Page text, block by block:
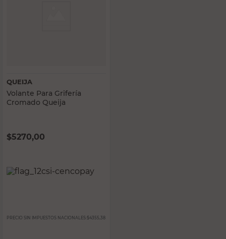
QUEIJA
Volante Para Grifería
Cromado Queija
$5270,00
PRECIO SIN IMPUESTOS NACIONALES: $4355,38